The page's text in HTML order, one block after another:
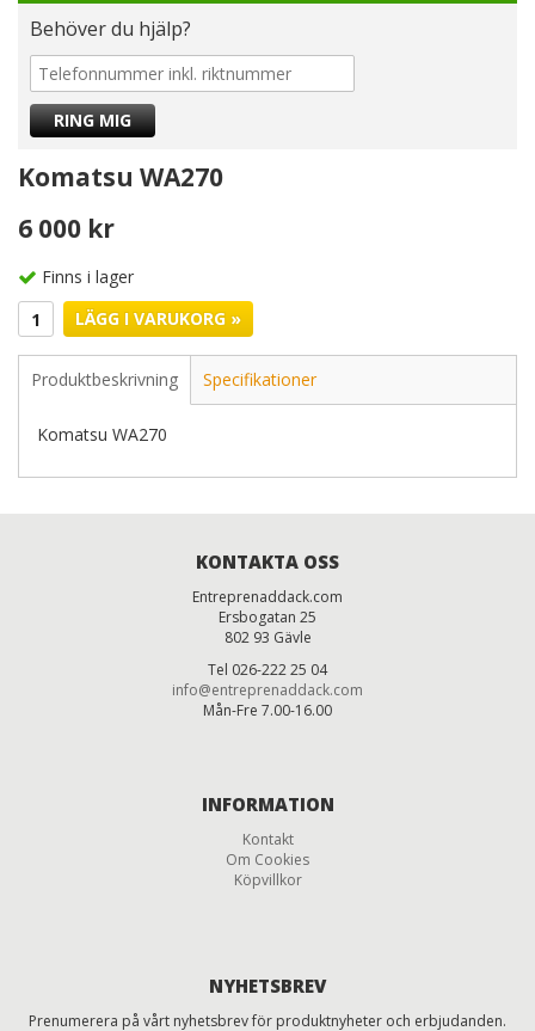
Behöver du hjälp?
Komatsu WA270
6 000 kr
Finns i lager
LÄGG I VARUKORG »
Produktbeskrivning Specifikationer
Komatsu WA270
KONTAKTA OSS
Entreprenaddack.com
Ersbogatan 25
802 93 Gävle
Tel 026-222 25 04
info@entreprenaddack.com
Mån-Fre 7.00-16.00
INFORMATION
Kontakt
Om Cookies
Köpvillkor
NYHETSBREV
Prenumerera på vårt nyhetsbrev för produktnyheter och erbjudanden.